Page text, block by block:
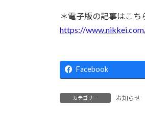
＊電子版の記事はこち
https://
Facebook
カテゴリー お知らせ